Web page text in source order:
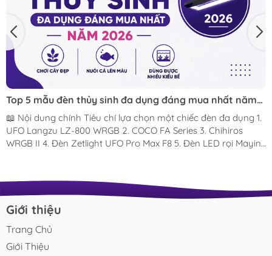
Top 5 mẫu đèn thủy sinh đa dụng đáng mua nhất năm
2026 – Chơi cây đẹp, nuôi cá lên màu, dùng được nhiều
kiểu bể
📖 Nội dung chính Tiêu chí lựa chọn một chiếc đèn đa dụng 1.
UFO Langzu LZ-800 WRGB 2. COCO FA Series 3. Chihiros
WRGB II 4. Đèn Zetlight UFO Pro Max F8 5. Đèn LED rọi Mayin
trong những yếu tố quan trọng nhất quyết định vẻ đẹp và sự
phát triển của một hồ thủy sinh. Một chiếc đèn phù hợp
không chỉ giúp cây quang hợp tốt mà còn làm nổi bật màu
sắc của cá, tăng chiều sâu cho bố cục và mang lại...
Giới thiệu
Trang Chủ
Giới Thiệu